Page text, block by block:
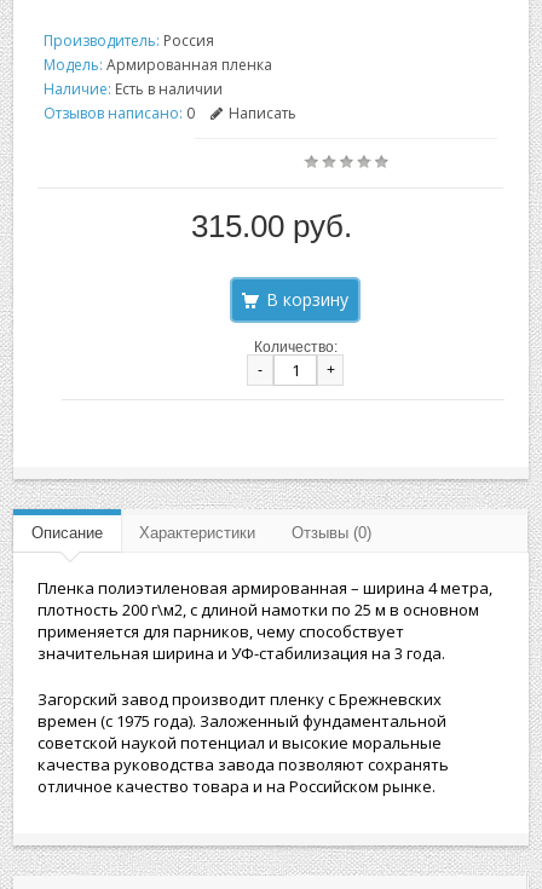
Производитель: Россия
Модель: Армированная пленка
Наличие: Есть в наличии
Отзывов написано: 0 Написать
315.00 руб.
Количество:
-
+
Описание Характеристики Отзывы (0)
Пленка полиэтиленовая армированная – ширина 4 метра,
плотность 200 г\м2, с длиной намотки по 25 м в основном
применяется для парников, чему способствует
значительная ширина и УФ-стабилизация на 3 года.
Загорский завод производит пленку с Брежневских
времен (с 1975 года). Заложенный фундаментальной
советской наукой потенциал и высокие моральные
качества руководства завода позволяют сохранять
отличное качество товара и на Российском рынке.